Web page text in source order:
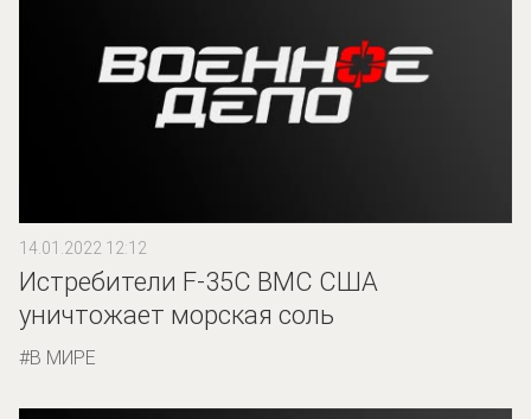
14.01.2022 12:12
Истребители F-35С ВМС США
уничтожает морская соль
В МИРЕ